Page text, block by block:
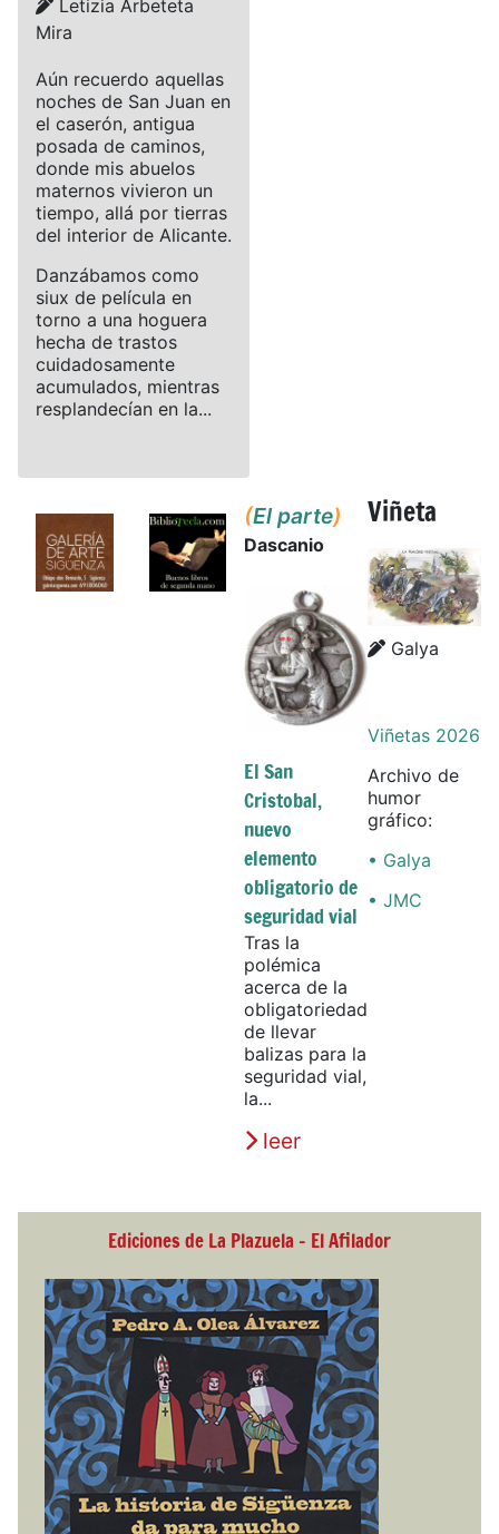
Details
Letizia Arbeteta
Mira
Aún recuerdo aquellas
noches de San Juan en
el caserón, antigua
posada de caminos,
donde mis abuelos
maternos vivieron un
tiempo, allá por tierras
del interior de Alicante.
Danzábamos como
siux de película en
torno a una hoguera
hecha de trastos
cuidadosamente
acumulados, mientras
resplandecían en la...
(El parte)
Dascanio
El San
Cristobal,
nuevo
elemento
obligatorio de
seguridad vial
Tras la
polémica
acerca de la
obligatoriedad
de llevar
balizas para la
seguridad vial,
la...
leer
Viñeta
Details
Details
Galya
Viñetas 2026
Archivo de
humor
gráfico:
• Galya
• JMC
Ediciones de La Plazuela - El Afilador